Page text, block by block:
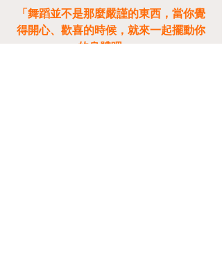
「舞蹈並不是那麼嚴謹的東西，當你覺
得開心、歡喜的時候，就來一起擺動你
的身體吧。」